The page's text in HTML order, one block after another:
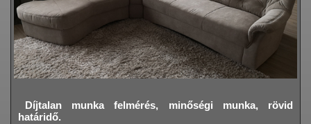
Díjtalan munka felmérés, minőségi munka, rövid
határidő.